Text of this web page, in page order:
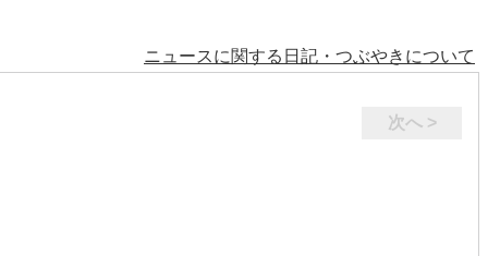
ニュースに関する日記・つぶやきについて
次へ >